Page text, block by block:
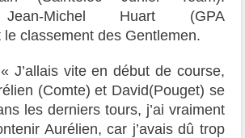
Jean-Michel Huart (GPA
le classement des Gentlemen.
J’allais vite en début de course,
(Comte) et David(Pouget) se
les derniers tours, j’ai vraiment
Aurélien, car j’avais dû trop